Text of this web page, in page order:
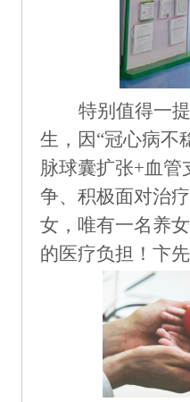
特别值得一
生，因“冠心病不
脉球囊扩张+血管
争、积极面对治
女，唯有一名养
的医疗负担！卞